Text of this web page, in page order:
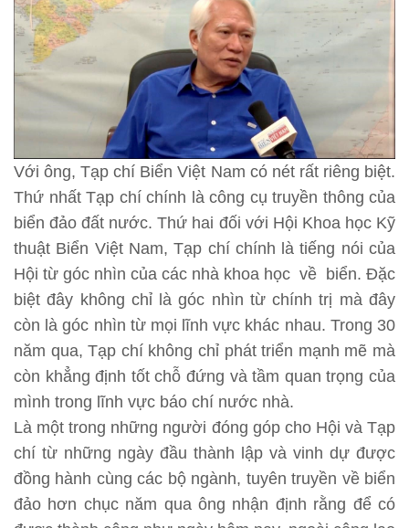
Với ông, Tạp chí Biển Việt Nam có nét rất riêng biệt.
Thứ nhất Tạp chí chính là công cụ truyền thông của
biển đảo đất nước. Thứ hai đối với Hội Khoa học Kỹ
thuật Biển Việt Nam, Tạp chí chính là tiếng nói của
Hội từ góc nhìn của các nhà khoa học về biển. Đặc
biệt đây không chỉ là góc nhìn từ chính trị mà đây
còn là góc nhìn từ mọi lĩnh vực khác nhau. Trong 30
năm qua, Tạp chí không chỉ phát triển mạnh mẽ mà
còn khẳng định tốt chỗ đứng và tầm quan trọng của
mình trong lĩnh vực báo chí nước nhà.
Là một trong những người đóng góp cho Hội và Tạp
chí từ những ngày đầu thành lập và vinh dự được
đồng hành cùng các bộ ngành, tuyên truyền về biển
đảo hơn chục năm qua ông nhận định rằng để có